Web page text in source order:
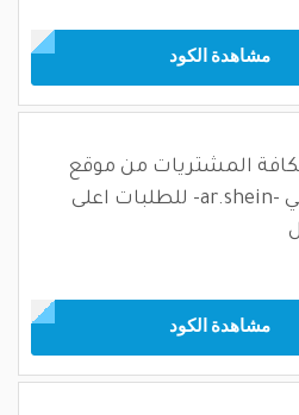
مشاهدة الكود
لكافة المشتريات من موقع
شي ان العربي -ar.shein- للطلبات اعلى
مشاهدة الكود